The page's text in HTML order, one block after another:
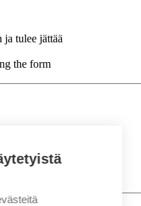
tulee jättää
the form